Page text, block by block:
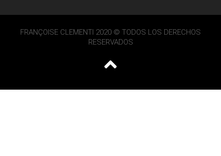
FRANÇOISE CLEMENTI 2020 © TODOS LOS DERECHOS
RESERVADOS